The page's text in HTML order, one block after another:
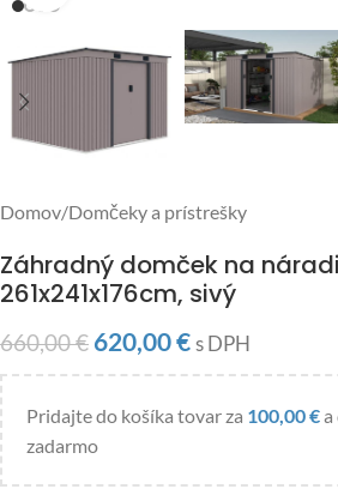
Domov/Domčeky a prístrešky
Záhradný domček na
261x241x176cm, sivý
660,00€ 620,00€ s DPH
Pridajte do košíka tovar za 100,00€a
zadarmo